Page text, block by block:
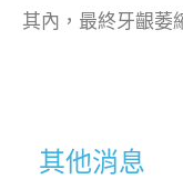
其內，最終牙齦萎
其他消息